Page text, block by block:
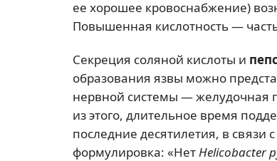
ее хорошее кровоснабжение)
Повышенная кислотность —
Секреция соляной кислоты и
образования язвы можно
нервной системы — желудочная
из этого, длительное время
последние десятилетия, в связи
формулировка: «НетHelicobacter